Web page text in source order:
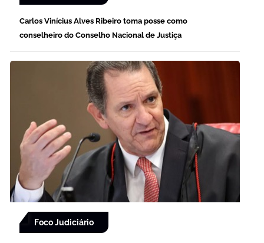
Carlos Vinícius Alves Ribeiro toma posse como
conselheiro do Conselho Nacional de Justiça
Foco Judiciário